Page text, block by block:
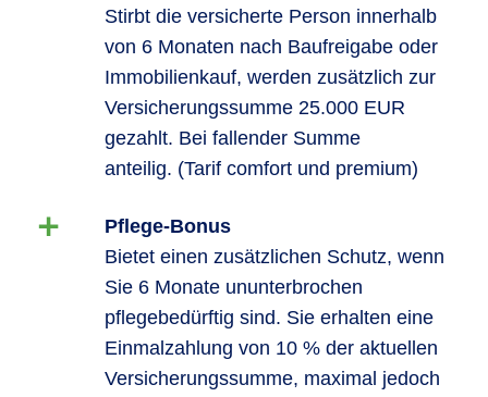
Stirbt die versicherte Person innerhalb
von 6 Monaten nach Baufreigabe oder
Immobilienkauf, werden zusätzlich zur
Versicherungssumme 25.000 EUR
gezahlt. Bei fallender Summe
anteilig. (Tarif comfort und premium)
Pflege-Bonus
Bietet einen zusätzlichen Schutz, wenn
Sie 6 Monate ununterbrochen
pflegebedürftig sind. Sie erhalten eine
Einmalzahlung von 10 % der aktuellen
Versicherungssumme, maximal jedoch